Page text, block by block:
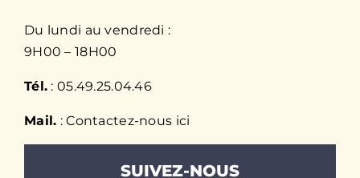
Du lundi au vendredi :
9H00 – 18H00
Tél. : 05.49.25.04.46
Mail. : Contactez-nous ici
SUIVEZ-NOUS